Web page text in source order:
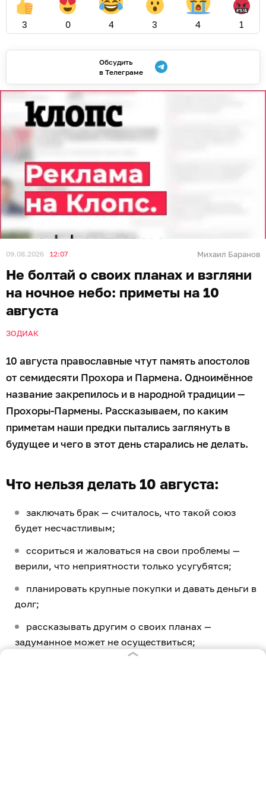
3 0 4 3 4 1
Обсудить
в Телеграме
09.08.2026 12:07 Михаил Баранов
Не болтай о своих планах и взгляни
на ночное небо: приметы на 10
августа
ЗОДИАК
10 августа православные чтут память апостолов
от семидесяти Прохора и Пармена. Одноимённое
название закрепилось и в народной традиции —
Прохоры-Пармены. Рассказываем, по каким
приметам наши предки пытались заглянуть в
будущее и чего в этот день старались не делать.
Что нельзя делать 10 августа:
заключать брак — считалось, что такой союз
будет несчастливым;
ссориться и жаловаться на свои проблемы —
верили, что неприятности только усугубятся;
планировать крупные покупки и давать деньги в
долг;
рассказывать другим о своих планах —
задуманное может не осуществиться;